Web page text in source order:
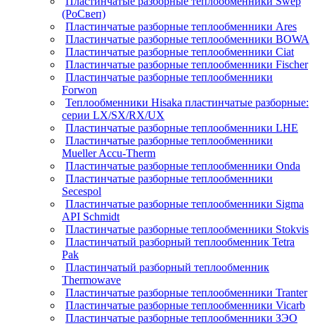
(РоСвеп)
Пластинчатые разборные теплообменники Ares
Пластинчатые разборные теплообменники BOWA
Пластинчатые разборные теплообменники Ciat
Пластинчатые разборные теплообменники Fischer
Пластинчатые разборные теплообменники
Forwon
Теплообменники Hisaka пластинчатые разборные:
серии LX/SX/RX/UX
Пластинчатые разборные теплообменники LHE
Пластинчатые разборные теплообменники
Mueller Accu-Therm
Пластинчатые разборные теплообменники Onda
Пластинчатые разборные теплообменники
Secespol
Пластинчатые разборные теплообменники Sigma
API Schmidt
Пластинчатые разборные теплообменники Stokvis
Пластинчатый разборный теплообменник Tetra
Pak
Пластинчатый разборный теплообменник
Thermowave
Пластинчатые разборные теплообменники Tranter
Пластинчатые разборные теплообменники Vicarb
Пластинчатые разборные теплообменники ЗЭО